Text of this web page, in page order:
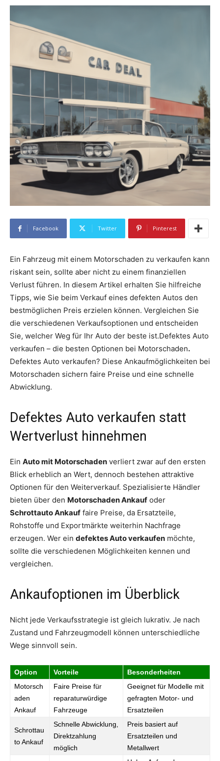
Facebook Twitter Pinterest
Ein Fahrzeug mit einem Motorschaden zu verkaufen kann
riskant sein, sollte aber nicht zu einem finanziellen
Verlust führen. In diesem Artikel erhalten Sie hilfreiche
Tipps, wie Sie beim Verkauf eines defekten Autos den
bestmöglichen Preis erzielen können. Vergleichen Sie
die verschiedenen Verkaufsoptionen und entscheiden
Sie, welcher Weg für Ihr Auto der beste ist.Defektes Auto
verkaufen – die besten Optionen bei Motorschaden.
Defektes Auto verkaufen? Diese Ankaufmöglichkeiten bei
Motorschaden sichern faire Preise und eine schnelle
Abwicklung.
Defektes Auto verkaufen statt
Wertverlust hinnehmen
Ein Auto mit Motorschaden verliert zwar auf den ersten
Blick erheblich an Wert, dennoch bestehen attraktive
Optionen für den Weiterverkauf. Spezialisierte Händler
bieten über den Motorschaden Ankauf oder
Schrottauto Ankauf faire Preise, da Ersatzteile,
Rohstoffe und Exportmärkte weiterhin Nachfrage
erzeugen. Wer ein defektes Auto verkaufen möchte,
sollte die verschiedenen Möglichkeiten kennen und
vergleichen.
Ankaufoptionen im Überblick
Nicht jede Verkaufsstrategie ist gleich lukrativ. Je nach
Zustand und Fahrzeugmodell können unterschiedliche
Wege sinnvoll sein.
Option Vorteile
Besonderheiten
Motorsch
aden
Ankauf
Faire Preise für
reparaturwürdige
Fahrzeuge
Geeignet für Modelle mit
gefragten Motor- und
Ersatzteilen
Schrottau
to Ankauf
Schnelle Abwicklung,
Direktzahlung
möglich
Preis basiert auf
Ersatzteilen und
Metallwert